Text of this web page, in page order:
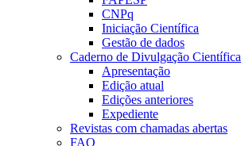
CNPq
Iniciação Científica
Gestão de dados
Caderno de Divulgação Científica
Apresentação
Edição atual
Edições anteriores
Expediente
Revistas com chamadas abertas
FAQ